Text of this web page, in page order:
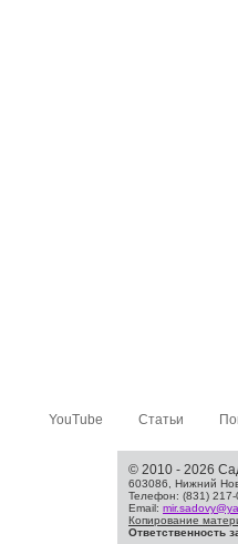
YouTube Статьи
© 2010 - 2026
603086, Нижний
Телефон: (831) 217-
Email:
Копирование
Ответственность